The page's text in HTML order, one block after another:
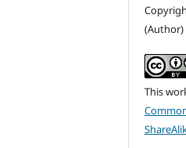
(Author)
This